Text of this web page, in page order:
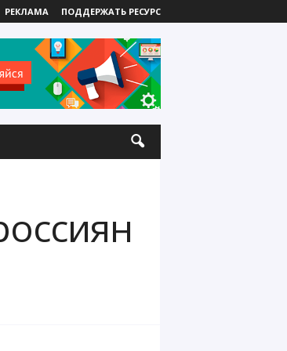
РЕКЛАМА ПОДДЕРЖАТЬ РЕСУРС